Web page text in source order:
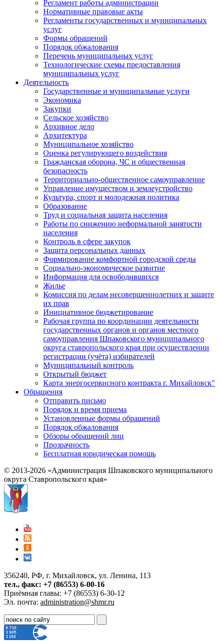
Регламент работы администрации
Нормативные правовые акты
Регламенты государственных и муниципальных
услуг
Формы обращений
Порядок обжалования
Перечень муниципальных услуг
Технологические схемы предоставления
муниципальных услуг
Деятельность
Государственные и муниципальные услуги
Экономика
Закупки
Сельское хозяйство
Архивное дело
Архитектура
Муниципальное хозяйство
Оценка регулирующего воздействия
Гражданская оборона, ЧС и общественная
безопасность
Территориально-общественное самоуправление
Управление имуществом и землеустройство
Культура, спорт и молодежная политика
Образование
Труд и социальная защита населения
Работы по снижению неформальной занятости
населения
Контроль в сфере закупок
Защита персональных данных
Формирование комфортной городской среды
Социально-экономическое развитие
Информация для освободившихся
Жилье
Комиссия по делам несовершеннолетних и защите
их прав
Инициативное бюджетирование
Рабочая группа по координации деятельности
государственных органов и органов местного
самоуправления Шпаковского муниципального
округа ставропольского края при осуществлении
регистрации (учёта) избирателей
Муниципальный контроль
Открытый бюджет
Карта энергосервисного контракта г. Михайловск"
Обращения
Отправить письмо
Порядок и время приема
Установленные формы обращений
Порядок обжалования
Обзоры обращений лиц
Прозрачность
Бесплатная юридическая помощь
© 2013-2026 «Администрация Шпаковского муниципального
округа Ставропольского края»
356240, РФ, г. Михайловск, ул. Ленина, 113
тел., факс: +7 (86553) 6-00-16
Приёмная главы: +7 (86553) 6-30-12
Эл. почта: administration@shmr.ru